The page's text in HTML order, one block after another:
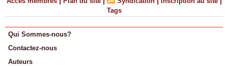
Tags
Qui Sommes-nous?
Contactez-nous
Auteurs